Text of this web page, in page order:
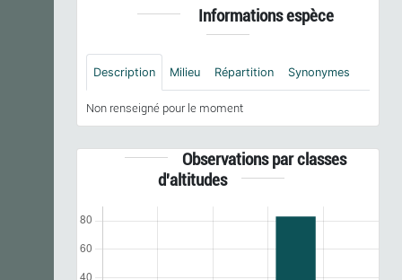
Informations espèce
Description Milieu Répartition Synonymes
Non renseigné pour le moment
Observations par classes
d'altitudes